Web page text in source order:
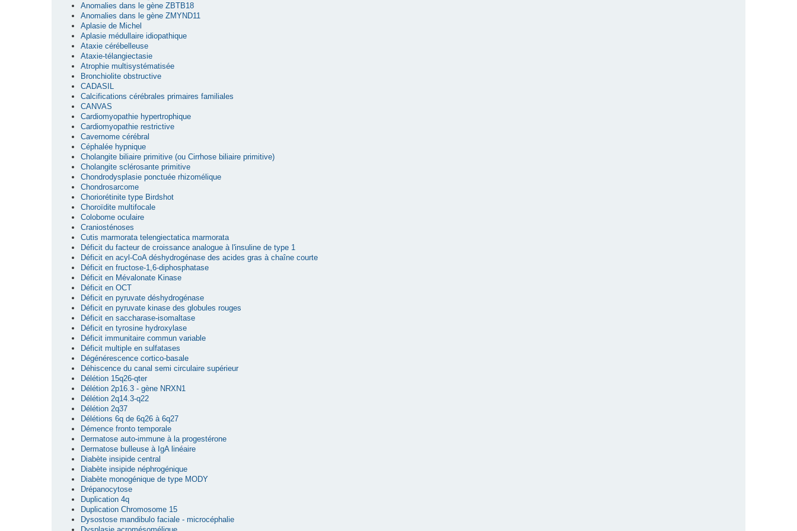
Anomalies dans le gène ZBTB18
Anomalies dans le gène ZMYND11
Aplasie de Michel
Aplasie médullaire idiopathique
Ataxie cérébelleuse
Ataxie-télangiectasie
Atrophie multisystématisée
Bronchiolite obstructive
CADASIL
Calcifications cérébrales primaires familiales
CANVAS
Cardiomyopathie hypertrophique
Cardiomyopathie restrictive
Cavernome cérébral
Céphalée hypnique
Cholangite biliaire primitive (ou Cirrhose biliaire primitive)
Cholangite sclérosante primitive
Chondrodysplasie ponctuée rhizomélique
Chondrosarcome
Choriorétinite type Birdshot
Choroïdite multifocale
Colobome oculaire
Craniosténoses
Cutis marmorata telengiectatica marmorata
Déficit du facteur de croissance analogue à l'insuline de type 1
Déficit en acyl-CoA déshydrogénase des acides gras à chaîne courte
Déficit en fructose-1,6-diphosphatase
Déficit en Mévalonate Kinase
Déficit en OCT
Déficit en pyruvate déshydrogénase
Déficit en pyruvate kinase des globules rouges
Déficit en saccharase-isomaltase
Déficit en tyrosine hydroxylase
Déficit immunitaire commun variable
Déficit multiple en sulfatases
Dégénérescence cortico-basale
Déhiscence du canal semi circulaire supérieur
Délétion 15q26-qter
Délétion 2p16.3 - gène NRXN1
Délétion 2q14.3-q22
Délétion 2q37
Délétions 6q de 6q26 à 6q27
Démence fronto temporale
Dermatose auto-immune à la progestérone
Dermatose bulleuse à IgA linéaire
Diabète insipide central
Diabète insipide néphrogénique
Diabète monogénique de type MODY
Drépanocytose
Duplication 4q
Duplication Chromosome 15
Dysostose mandibulo faciale - microcéphalie